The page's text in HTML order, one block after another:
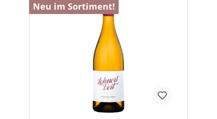
Neu im Sortiment!